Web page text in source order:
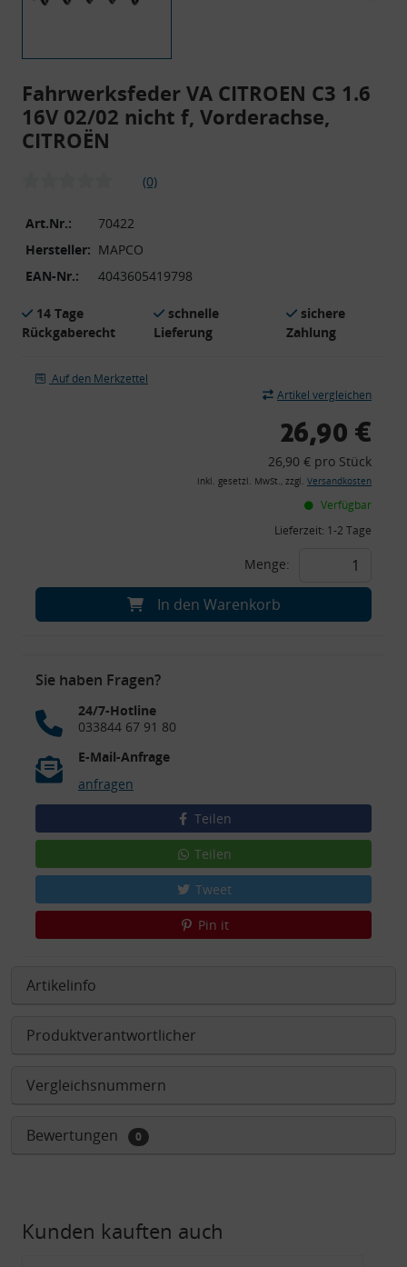
Fahrwerksfeder VA CITROEN C3 1.6
16V 02/02 nicht f, Vorderachse,
CITROËN
(0)
Art.Nr.:
70422
Hersteller: MAPCO
EAN-Nr.:
4043605419798
14 Tage
Rückgaberecht
schnelle
Lieferung
sichere
Zahlung
Auf den Merkzettel
Artikel vergleichen
26,90 €
26,90 € pro Stück
inkl. gesetzl. MwSt., zzgl. Versandkosten
Verfügbar
Lieferzeit: 1-2 Tage
Menge:
In den Warenkorb
Sie haben Fragen?
24/7-Hotline
033844 67 91 80
E-Mail-Anfrage
anfragen
Teilen
Teilen
Tweet
Pin it
Artikelinfo
Produktverantwortlicher
Vergleichsnummern
Bewertungen 0
Kunden kauften auch